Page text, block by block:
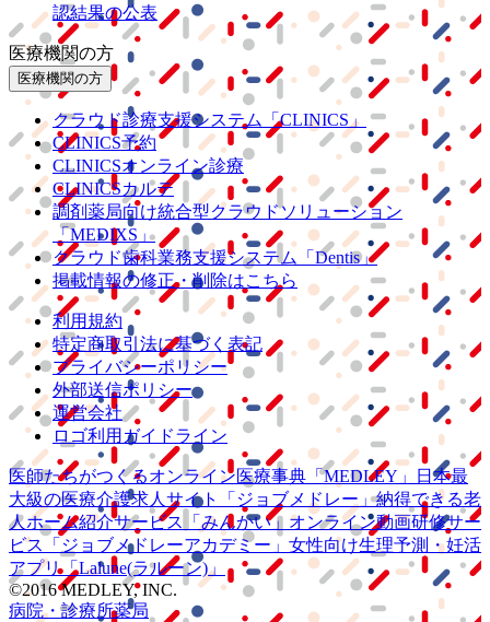
認結果の公表
医療機関の方
医療機関の方
クラウド診療支援システム
「CLINICS」
CLINICS予約
CLINICSオンライン診療
CLINICSカルテ
調剤薬局向け統合型クラウドソリューション
「MEDIXS」
クラウド歯科業務支援システム
「Dentis」
掲載情報の修正・削除はこちら
利用規約
特定商取引法に基づく表記
プライバシーポリシー
外部送信ポリシー
運営会社
ロゴ利用ガイドライン
医師たちがつくるオンライン医療事典 「MEDLEY」
日本最
大級の医療介護求人サイト 「ジョブメドレー」納得できる老
人ホーム紹介サービス
「みんかい」 オンライン動画研修サー
ビス
「ジョブメドレーアカデミー」 女性向け生理予測・妊活
アプリ「Lalune(ラルーン)」
©2016 MEDLEY, INC.
病院・診療所薬局